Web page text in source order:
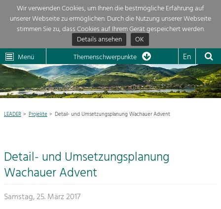
Wir verwenden Cookies, um Ihnen die bestmögliche Erfahrung auf
unserer Webseite zu ermöglichen. Durch die Nutzung unserer Webseite
stimmen Sie zu, dass Cookies auf Ihrem Gerät gespeichert werden.
Details ansehen
OK
Dunkelsteinerwald Klima
Menü Themenschwerpunkte En
Aktuelles 
Region 
Projekte
Mein Projekt
Suche
Themenübersicht
Die Regionalentwicklung in unserer Region ist sehr vielfältig. Deshalb
geben wir hier eine Übersicht über unsere Themenschwerpunkte. Für
mehr Informationen einfach das Thema anklicken und schon werden alle
Projekte in diesem Kontext angezeigt.
Natur- &
Baukultur
Ortsbild, Baukultur und nachhaltiges
Siedlungswesen.
Land- & Forstwirtschaft
LEADER Projekte Detail- und Umsetzungsplanung Wachauer Advent
Detail- und Umsetzungsplanung
Wachauer Advent
Samstag, 25. März 2017